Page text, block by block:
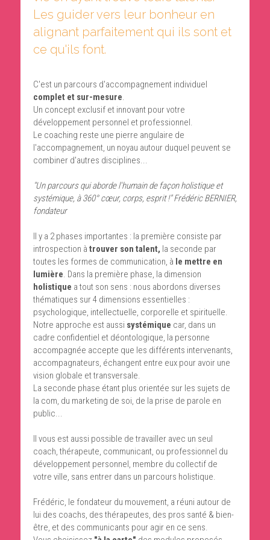
Les guider vers leur bonheur en
alignant parfaitement qui ils sont et
ce qu'ils font.
complet et sur-mesure.
Un concept exclusif et innovant pour votre
développement personnel et professionnel.
Le coaching reste une pierre angulaire de
l'accompagnement, un noyau autour duquel peuvent se
combiner d'autres disciplines...
"Un parcours qui aborde l'humain de façon holistique et
systémique, à 360° cœur, corps, esprit !" Frédéric BERNIER,
fondateur
Il y a 2 phases importantes : la première consiste par
introspection à trouver son talent, la seconde par
toutes les formes de communication, à le mettre en
lumière
holistique a tout son sens : nous abordons diverses
thématiques sur 4 dimensions essentielles :
psychologique, intellectuelle, corporelle et spirituelle.
Notre approche est aussi systémique car, dans un
cadre confidentiel et déontologique, la personne
accompagnée accepte que les différents intervenants,
accompagnateurs, échangent entre eux pour avoir une
vision globale et transversale.
La seconde phase étant plus orientée sur les sujets de
la com, du marketing de soi, de la prise de parole en
public...
Il vous est aussi possible de travailler avec un seul
coach, thérapeute, communicant, ou professionnel du
développement personnel, membre du collectif de
votre ville, sans entrer dans un parcours holistique.
Frédéric, le fondateur du mouvement, a réuni autour de
lui des coachs, des thérapeutes, des pros santé & bien-
être, et des communicants pour agir en ce sens.